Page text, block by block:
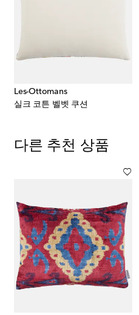
Les-Ottomans
실크 코튼 벨벳 쿠션
다른 추천 상품